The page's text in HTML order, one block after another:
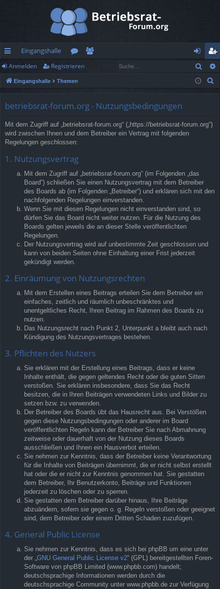
ch
ne
rif
Eingangshalle
or
en
n
m
eg
ist
Anmelden Registrieren
Eingangshalle Themen
betriebsrat-forum.org - Nutzungsbedingungen
Mit dem Zugriff auf „betriebsrat-forum.org“ („https://betriebsrat-forum.org“)
wird zwischen Ihnen und dem Betreiber ein Vertrag mit folgenden
Regelungen geschlossen:
1. Nutzungsvertrag
Mit dem Zugriff auf „betriebsrat-forum.org“ (im Folgenden „das
Board“) schließen Sie einen Nutzungsvertrag mit dem Betreiber
des Boards ab (im Folgenden „Betreiber“) und erklären sich mit den
nachfolgenden Regelungen einverstanden.
Wenn Sie mit diesen Regelungen nicht einverstanden sind, so
dürfen Sie das Board nicht weiter nutzen. Für die Nutzung des
Boards gelten jeweils die an dieser Stelle veröffentlichten
Regelungen.
Der Nutzungsvertrag wird auf unbestimmte Zeit geschlossen und
kann von beiden Seiten ohne Einhaltung einer Frist jederzeit
gekündigt werden.
2. Einräumung von Nutzungsrechten
Mit dem Erstellen eines Beitrags erteilen Sie dem Betreiber ein
einfaches, zeitlich und räumlich unbeschränktes und
unentgeltliches Recht, Ihren Beitrag im Rahmen des Boards zu
nutzen.
Das Nutzungsrecht nach Punkt 2, Unterpunkt a bleibt auch nach
Kündigung des Nutzungsvertrages bestehen.
3. Pflichten des Nutzers
Sie erklären mit der Erstellung eines Beitrags, dass er keine
Inhalte enthält, die gegen geltendes Recht oder die guten Sitten
verstoßen. Sie erklären insbesondere, dass Sie das Recht
besitzen, die in Ihren Beiträgen verwendeten Links und Bilder zu
setzen bzw. zu verwenden.
Der Betreiber des Boards übt das Hausrecht aus. Bei Verstößen
gegen diese Nutzungsbedingungen oder anderer im Board
veröffentlichten Regeln kann der Betreiber Sie nach Abmahnung
zeitweise oder dauerhaft von der Nutzung dieses Boards
ausschließen und Ihnen ein Hausverbot erteilen.
Sie nehmen zur Kenntnis, dass der Betreiber keine Verantwortung
für die Inhalte von Beiträgen übernimmt, die er nicht selbst erstellt
hat oder die er nicht zur Kenntnis genommen hat. Sie gestatten
dem Betreiber, Ihr Benutzerkonto, Beiträge und Funktionen
jederzeit zu löschen oder zu sperren.
Sie gestatten dem Betreiber darüber hinaus, Ihre Beiträge
abzuändern, sofern sie gegen o. g. Regeln verstoßen oder geeignet
sind, dem Betreiber oder einem Dritten Schaden zuzufügen.
4. General Public License
Sie nehmen zur Kenntnis, dass es sich bei phpBB um eine unter
der „GNU General Public License v2“ (GPL) bereitgestellten Foren-
Software von phpBB Limited (www.phpbb.com) handelt;
deutschsprachige Informationen werden durch die
deutschsprachige Community unter www.phpbb.de zur Verfügung